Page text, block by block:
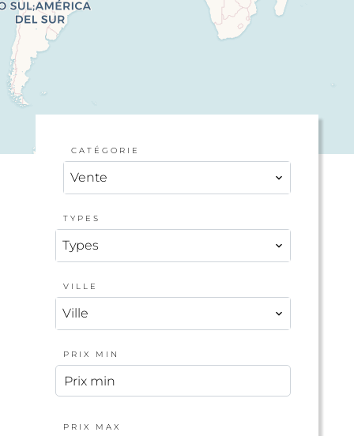
CATÉGORIE
Vente
TYPES
Types
VILLE
Ville
PRIX MIN
PRIX MAX